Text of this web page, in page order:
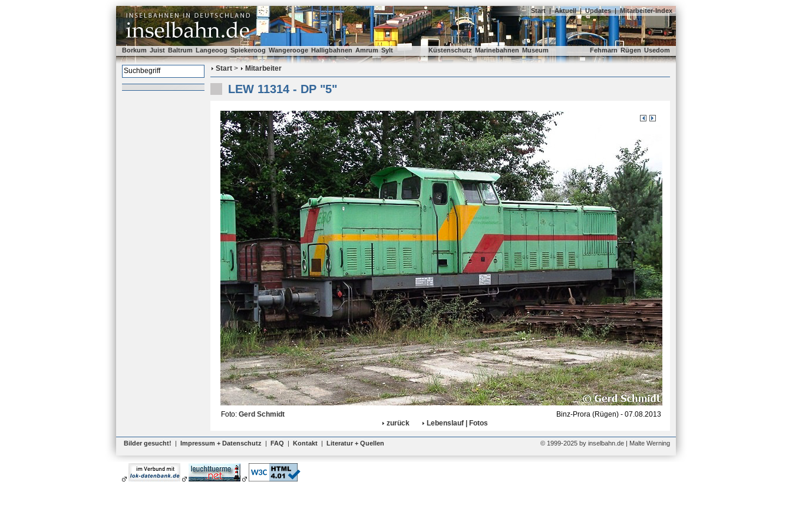
Start | Aktuell | Updates | Mitarbeiter-Index
Borkum Juist Baltrum Langeoog Spiekeroog Wangerooge Halligbahnen Amrum Sylt Küstenschutz Marinebahnen Museum Fehmarn Rügen Usedom
Start > Mitarbeiter
LEW 11314 - DP "5"
Foto: Gerd Schmidt
Binz-Prora (Rügen) - 07.08.2013
zurück
Lebenslauf | Fotos
Bilder gesucht! | Impressum + Datenschutz | FAQ | Kontakt | Literatur + Quellen © 1999-2025 by inselbahn.de | Malte Werning